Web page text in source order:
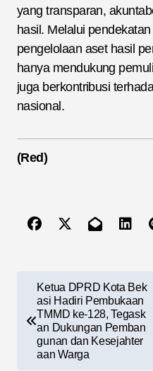
yang transparan,
hasil. Melalui
pengelolaan aset hasil
hanya mendukung
juga berkontribusi
nasional.
(Red)
Ketua DPRD Kota Bek
asi Hadiri Pembukaan
TMMD ke-128, Tegask
an Dukungan Pemban
gunan dan Kesejahter
aan Warga